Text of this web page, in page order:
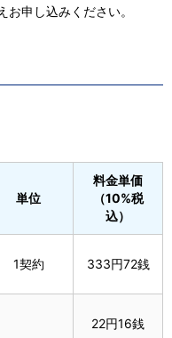
お申し込みください。
単位
料金単価
（10%税
込）
1契約 333円72銭
22円16銭